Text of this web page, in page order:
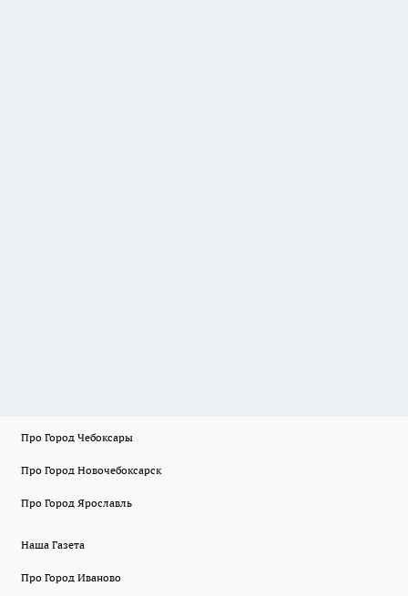
Про Город Чебоксары
Про Город Новочебоксарск
Про Город Ярославль
Наша Газета
Про Город Иваново